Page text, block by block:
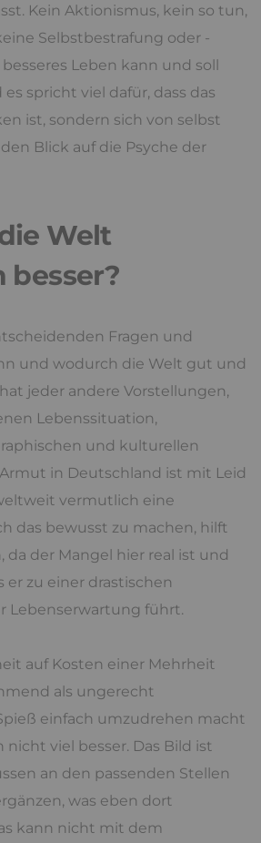
Kein Aktionismus, kein so tun,
Selbstbestrafung oder -
Leben kann und soll
spricht viel dafür, dass das
ist, sondern sich von selbst
Blick auf die Psyche der
Welt
Fragen und
und wodurch die Welt gut und
jeder andere Vorstellungen,
Lebenssituation,
und kulturellen
in Deutschland ist mit Leid
vermutlich eine
das bewusst zu machen, hilft
da der Mangel hier real ist und
er zu einer drastischen
Lebenserwartung führt.
auf Kosten einer Mehrheit
als ungerecht
einfach umzudrehen macht
nicht viel besser. Das Bild ist
an den passenden Stellen
was eben dort
kann nicht mit dem